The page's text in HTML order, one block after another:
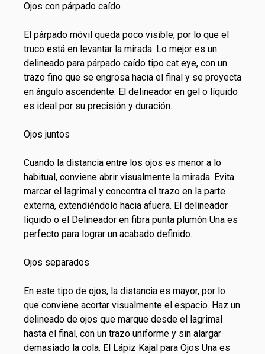
Ojos con párpado caído
El párpado móvil queda poco visible, por lo que el
truco está en levantar la mirada. Lo mejor es un
delineado para párpado caído tipo cat eye, con un
trazo fino que se engrosa hacia el final y se proyecta
en ángulo ascendente. El delineador en gel o líquido
es ideal por su precisión y duración.
Ojos juntos
Cuando la distancia entre los ojos es menor a lo
habitual, conviene abrir visualmente la mirada. Evita
marcar el lagrimal y concentra el trazo en la parte
externa, extendiéndolo hacia afuera. El delineador
líquido o el Delineador en fibra punta plumón Una es
perfecto para lograr un acabado definido.
Ojos separados
En este tipo de ojos, la distancia es mayor, por lo
que conviene acortar visualmente el espacio. Haz un
delineado de ojos que marque desde el lagrimal
hasta el final, con un trazo uniforme y sin alargar
demasiado la cola. El Lápiz Kajal para Ojos Una es